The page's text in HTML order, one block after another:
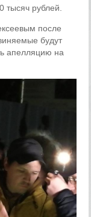
тысяч рублей.
после
будут
апелляцию на